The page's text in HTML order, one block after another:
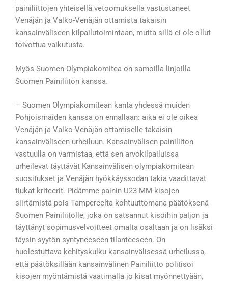
painiliittojen yhteisellä vetoomuksella vastustaneet
Venäjän ja Valko-Venäjän ottamista takaisin
kansainväliseen kilpailutoimintaan, mutta sillä ei ole ollut
toivottua vaikutusta.
Myös Suomen Olympiakomitea on samoilla linjoilla
Suomen Painiliiton kanssa.
– Suomen Olympiakomitean kanta yhdessä muiden
Pohjoismaiden kanssa on ennallaan: aika ei ole oikea
Venäjän ja Valko-Venäjän ottamiselle takaisin
kansainväliseen urheiluun. Kansainvälisen painiliiton
vastuulla on varmistaa, että sen arvokilpailuissa
urheilevat täyttävät Kansainvälisen olympiakomitean
suositukset ja Venäjän hyökkäyssodan takia vaadittavat
tiukat kriteerit. Pidämme painin U23 MM-kisojen
siirtämistä pois Tampereelta kohtuuttomana päätöksenä
Suomen Painiliitolle, joka on satsannut kisoihin paljon ja
täyttänyt sopimusvelvoitteet omalta osaltaan ja on lisäksi
täysin syytön syntyneeseen tilanteeseen. On
huolestuttava kehityskulku kansainvälisessä urheilussa,
että päätöksillään kansainvälinen Painiliitto politisoi
kisojen myöntämistä vaatimalla jo kisat myönnettyään,